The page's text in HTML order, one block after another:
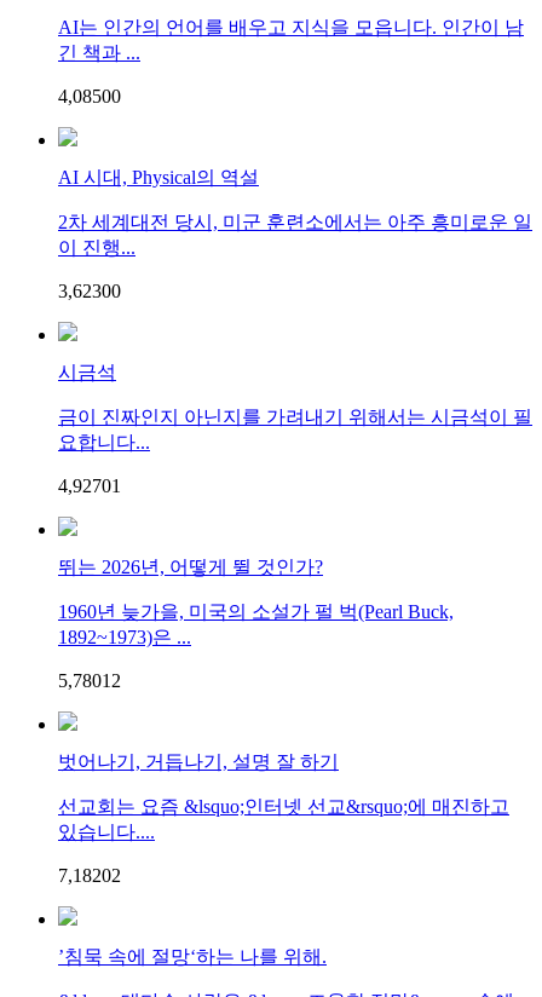
AI는 인간의 언어를 배우고 지식을 모읍니다. 인간이 남
긴 책과 ...
4,08500
AI 시대, Physical의 역설
2차 세계대전 당시, 미군 훈련소에서는 아주 흥미로운 일
이 진행...
3,62300
시금석
금이 진짜인지 아닌지를 가려내기 위해서는 시금석이 필
요합니다...
4,92701
뛰는 2026년, 어떻게 뛸 것인가?
1960년 늦가을, 미국의 소설가 펄 벅(Pearl Buck,
1892~1973)은 ...
5,7801 2
벗어나기, 거듭나기, 설명 잘 하기
선교회는 요즘 &lsquo;인터넷 선교&rsquo;에 매진하고
있습니다....
7,18202
’침묵 속에 절망‘하는 나를 위해.